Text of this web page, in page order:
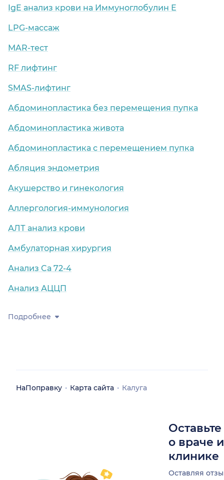
IgE анализ крови на Иммуноглобулин Е
LPG-массаж
MAR-тест
RF лифтинг
SMAS-лифтинг
Абдоминопластика без перемещения пупка
Абдоминопластика живота
Абдоминопластика с перемещением пупка
Абляция эндометрия
Акушерство и гинекология
Аллергология-иммунология
АЛТ анализ крови
Амбулаторная хирургия
Анализ Cа 72-4
Анализ АЦЦП
Подробнее
НаПоправку Карта сайта Калуга
о враче
клинике
Оставляя